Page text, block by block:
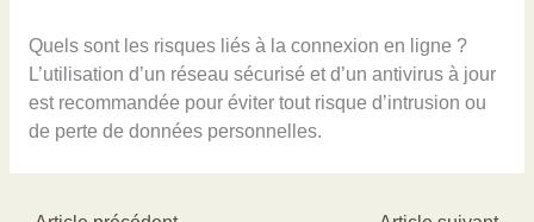
Quels sont les risques liés à la connexion en ligne ?
L’utilisation d’un réseau sécurisé et d’un antivirus à jour
est recommandée pour éviter tout risque d’intrusion ou
de perte de données personnelles.